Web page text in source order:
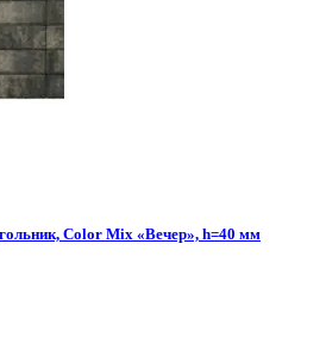
Color Mix «Вечер», h=40 мм